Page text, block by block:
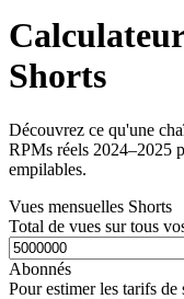
Shorts
Découvrez ce qu'une
RPMs réels 2024–2025
empilables.
Vues mensuelles Shorts
Total de vues sur tous
Abonnés
Pour estimer les tarifs de